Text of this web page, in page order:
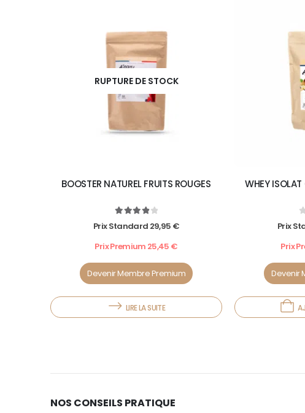
RUPTURE DE STOCK
BOOSTER NATUREL FRUITS ROUGES
Prix Standard 29,95 €
Prix Premium 25,45 €
Devenir Membre Premium
LIRE LA SUITE
WHEY ISOLAT
Prix
Prix
Devenir
NOS CONSEILS PRATIQUE